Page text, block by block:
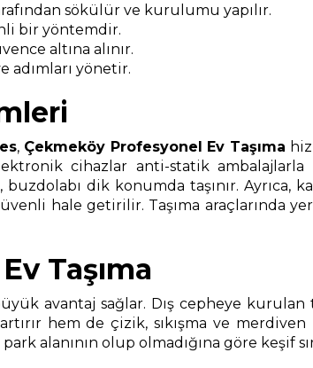
sökülür ve kurulumu yapılır.
bir yöntemdir.
altına alınır.
adımları yönetir.
, Çekmeköy Profesyonel Ev Taşıma
cihazlar anti-statik
dik konumda taşınır. Ayrıca,
hale getirilir. Taşıma araçlarında
Taşıma
avantaj sağlar. Dış cepheye kurulan
hem de çizik, sıkışma ve
olup olmadığına göre keşif